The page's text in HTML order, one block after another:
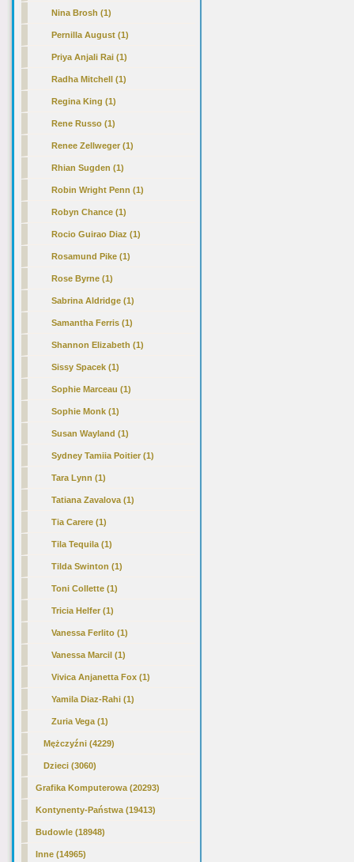
Nina Brosh (1)
Pernilla August (1)
Priya Anjali Rai (1)
Radha Mitchell (1)
Regina King (1)
Rene Russo (1)
Renee Zellweger (1)
Rhian Sugden (1)
Robin Wright Penn (1)
Robyn Chance (1)
Rocio Guirao Diaz (1)
Rosamund Pike (1)
Rose Byrne (1)
Sabrina Aldridge (1)
Samantha Ferris (1)
Shannon Elizabeth (1)
Sissy Spacek (1)
Sophie Marceau (1)
Sophie Monk (1)
Susan Wayland (1)
Sydney Tamiia Poitier (1)
Tara Lynn (1)
Tatiana Zavalova (1)
Tia Carere (1)
Tila Tequila (1)
Tilda Swinton (1)
Toni Collette (1)
Tricia Helfer (1)
Vanessa Ferlito (1)
Vanessa Marcil (1)
Vivica Anjanetta Fox (1)
Yamila Diaz-Rahi (1)
Zuria Vega (1)
Mężczyźni (4229)
Dzieci (3060)
Grafika Komputerowa (20293)
Kontynenty-Państwa (19413)
Budowle (18948)
Inne (14965)